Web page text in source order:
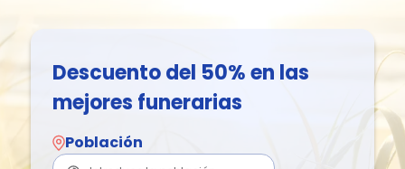
Descuento del 50% en las
mejores funerarias
Población